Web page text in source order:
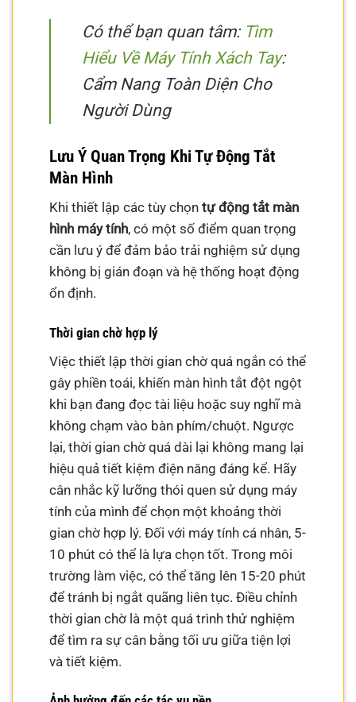
Có thể bạn quan tâm: Tìm
Hiểu Về Máy Tính Xách Tay:
Cẩm Nang Toàn Diện Cho
Người Dùng
Lưu Ý Quan Trọng Khi Tự Động Tắt
Màn Hình
Khi thiết lập các tùy chọntự động tắt màn
hình máy tính, có một số điểm quan trọng
cần lưu ý để đảm bảo trải nghiệm sử dụng
không bị gián đoạn và hệ thống hoạt động
ổn định.
Thời gian chờ hợp lý
Việc thiết lập thời gian chờ quá ngắn có thể
gây phiền toái, khiến màn hình tắt đột ngột
khi bạn đang đọc tài liệu hoặc suy nghĩ mà
không chạm vào bàn phím/chuột. Ngược
lại, thời gian chờ quá dài lại không mang lại
hiệu quả tiết kiệm điện năng đáng kể. Hãy
cân nhắc kỹ lưỡng thói quen sử dụng máy
tính của mình để chọn một khoảng thời
gian chờ hợp lý. Đối với máy tính cá nhân, 5-
10 phút có thể là lựa chọn tốt. Trong môi
trường làm việc, có thể tăng lên 15-20 phút
để tránh bị ngắt quãng liên tục. Điều chỉnh
thời gian chờ là một quá trình thử nghiệm
để tìm ra sự cân bằng tối ưu giữa tiện lợi
và tiết kiệm.